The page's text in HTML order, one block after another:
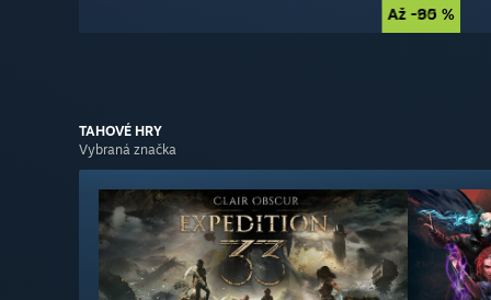
Až -85 %
Až -90 %
TAHOVÉ HRY
Vybraná značka